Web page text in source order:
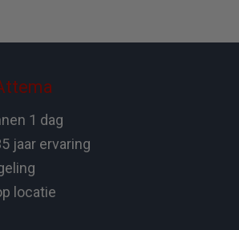
1 dag
jaar ervaring
locatie